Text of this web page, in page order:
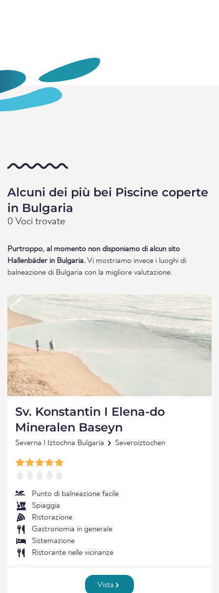
Alcuni dei più bei Piscine coperte
in Bulgaria
0 Voci trovate
Purtroppo, al momento non disponiamo di alcun sito
Hallenbäder in Bulgaria.Vi mostriamo invece i luoghi di
balneazione di Bulgaria con la migliore valutazione.
Sv. Konstantin I Elena-do
Mineralen Baseyn
Severna I Iztochna Bulgaria Severoiztochen
Punto di balneazione facile
Spiaggia
Ristorazione
Gastronomia in generale
Sistemazione
Ristorante nelle vicinanze
Vista